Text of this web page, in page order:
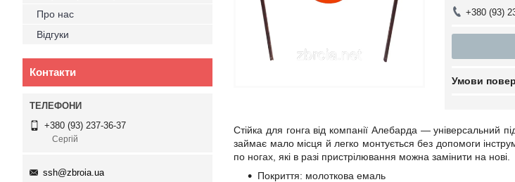
+380 (93)
Стійка для гонга від компанії Алебарда — універсальний
займає мало місця й легко монтується без допомоги
по ногах, які в разі пристрілювання можна замінити на нові.
Покриття: молоткова емаль
Про нас
Відгуки
Контакти
+380 (93) 237-36-37
Сергій
ssh@zbroia.ua